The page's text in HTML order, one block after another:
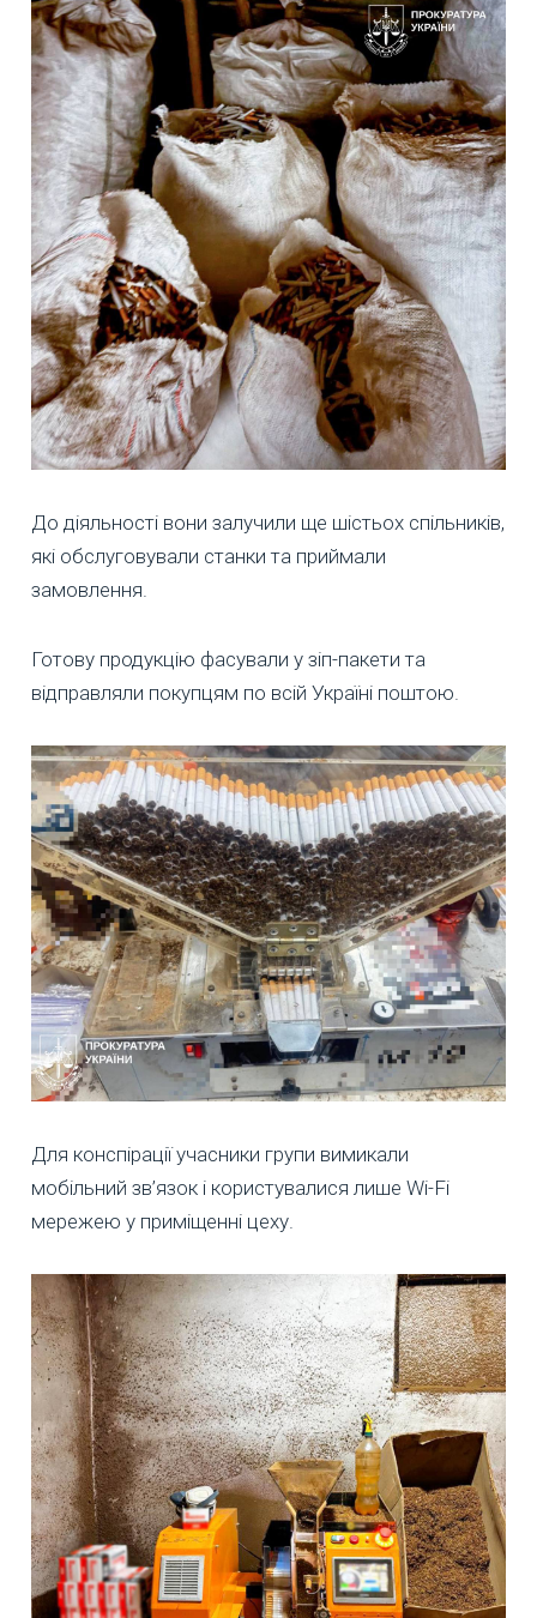
До діяльності вони залучили ще шістьох спільників,
які обслуговували станки та приймали
замовлення.
Готову продукцію фасували у зіп-пакети та
відправляли покупцям по всій Україні поштою.
Для конспірації учасники групи вимикали
мобільний зв’язок і користувалися лише Wi-Fi
мережею у приміщенні цеху.